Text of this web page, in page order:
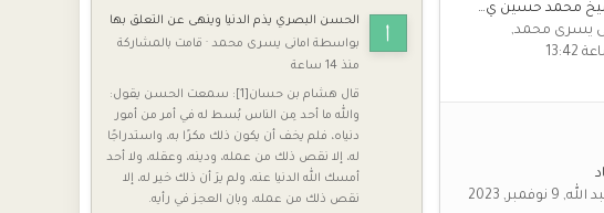
15 نوفمبر 4:21 م
محمد حسين ي…
يسرى محمد
الله 9 نوفمبر, 2023
الحسن البصري يذم الدنيا وينهى عن التعلق بها
بواسطة امانى يسرى محمد · قامت بالمشاركة
منذ 14 ساعة
قال هشام بن حسان[1]: سمعت الحسن يقول:
والله ما أحد مِن الناس بُسط له في أمر من أمور
دنياه، فلم يخف أن يكون ذلك مكرًا به، واستدراجًا
له، إلا نقص ذلك من عمله، ودينه، وعقله، ولا أحد
أمسك الله الدنيا عنه، ولم يرَ أن ذلك خير له، إلا
نقص ذلك من عمله، وبان العجز في رأيه.